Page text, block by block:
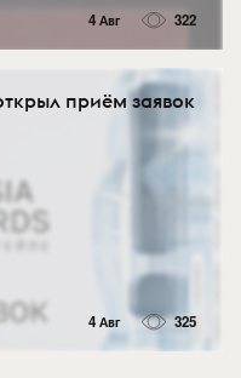
4 Авг 322
приём заявок
4 Авг 325